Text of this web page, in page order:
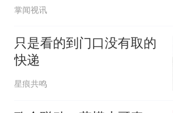
掌闻视讯
只是看的到门口没有取的
快递
星痕共鸣